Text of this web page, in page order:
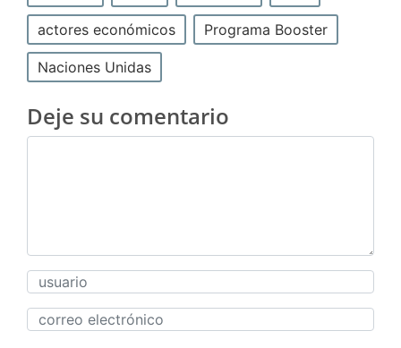
actores económicos Programa Booster
Naciones Unidas
Deje su comentario